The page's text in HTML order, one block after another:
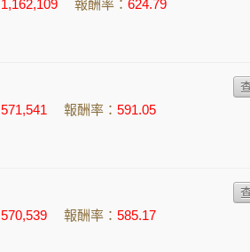
1,162,109 報酬率： 624.79
571,541 報酬率： 591.05
570,539 報酬率： 585.17